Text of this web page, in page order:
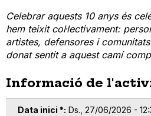
Celebrar aquests 10 anys és
hem teixit col·lectivament:
artistes, defensores i
donat sentit a aquest camí
Informació de
Data inici * Ds., 27/06/2026 -